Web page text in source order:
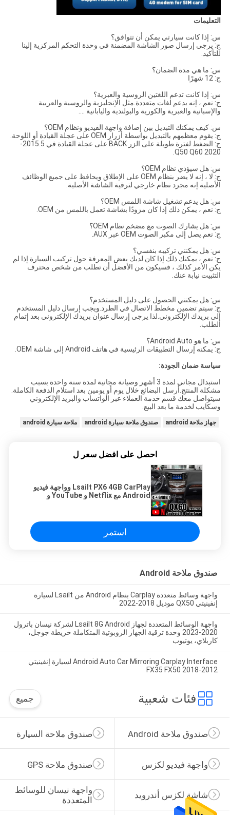
التعليمات
س: إذا كانت سيارتي يمكن أن تتوافق؟
ج: يرجى إرسال صور الشاشة المضمنة في وحدة التحكم المركزية إلينا
للتأكيد.
س: ما هي مدة الضمان؟
ج: 12 شهرًا
س: إذا كانت تدعم اللغتين الروسية والعبرية؟
ج: نعم ، إنه يدعم لغات متعددة.مثل الإنجليزية والروسية والعربية
والإسبانية والعبرية والكورية والبولندية واليابانية ....
س: كيف يمكنك التبديل بين إضافة واجهة الفيديو ونظام OEM؟
ج: يقوم معظمهم بالتبديل بواسطة أزرار OEM على عجلة القيادة أو اللوحة.
ج: الضغط لفترة طويلة على الزر BACK على عجلة القيادة في 2015.5-
2020 Q50 Q60.
س: هل سيؤذي نظام OEM؟
ج: لا ، إنه لا يضر بنظام OEM على الإطلاق ويحافظ على جميع الوظائف
الأصلية.إنه مجرد نظام خارجي لترقية الشاشة الأصلية.
س: هل يدعم تشغيل شاشة اللمس OEM؟
ج: نعم ، يمكن ذلك إذا كان مزودًا بشاشة تعمل باللمس من OEM.
س: هل يشارك الصوت مع مضخم نظام OEM؟
ج: نعم.يصل إلى مكبر الصوت OEM عبر AUX.
س: هل يمكنني تركيبه بنفسي؟
ج: نعم ، يمكنك ذلك إذا كان لديك بعض المعرفة حول تركيب السيارة.إذا لم
يكن الأمر كذلك ، فسيكون من الأفضل أن تطلب من شخص محترف
التثبيت نيابة عنك.
س: هل يمكنني الحصول على دليل المستخدم؟
ج: سيتم تضمين مخطط الاتصال في الطرد.ويجب إرسال دليل المستخدم
إلى بريدك الإلكتروني.لذا يرجى إرسال عنوان بريدك الإلكتروني بعد إتمام
الطلب.
س: ما هو Android Auto؟
ج: يمكنه إرسال التطبيقات الرئيسية في هاتف Android إلى شاشة OEM.
سياسة ضمان الجودة:
استبدال مجاني لمدة 3 أشهر وصيانة مجانية لمدة سنة واحدة بسبب
مشكلة المنتج.أرسل البضائع خلال يوم أو يومين بعد استلام الدفعة الكاملة.
سيتواصل معك قسم خدمة العملاء عبر الواتساب والبريد الإلكتروني
وسكايب لخدمة ما بعد البيع.
جهاز ملاحة android صندوق ملاحة سيارة android ملاحة سيارة android
احصل على افضل سعر ل
Lsailt PX6 4GB CarPlay وواجهة فيديو
Android مع Netflix و YouTube و
استمر
صندوق ملاحة Android
واجهة وسائط متعددة Carplay بنظام Android من Lsailt لسيارة
إنفينيتي QX50 موديل 2018-2022
واجهة الوسائط المتعددة لجهاز Lsailt 8G Android لشركة نيسان باترول
2020-2023 وحدة ترقية الجهاز الروبوتية المتكاملة خريطة جوجل،
كاربلاي، يوتيوب
Android Auto Car Mirroring Carplay Interface لسيارة إنفينيتي
2012-2018 FX35 FX50
فئات شعبية جميع
صندوق ملاحة السيارة صندوق ملاحة Android
صندوق ملاحة GPS واجهة فيديو لكزس
واجهة نيسان للوسائط
المتعددة
شاشة لكزس أندرويد